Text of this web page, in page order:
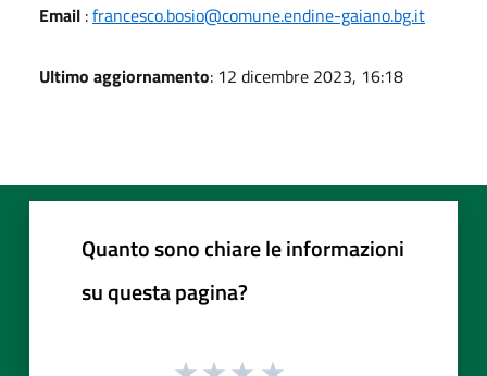
Email :francesco.bosio@comune.endine-gaiano.bg.it
Ultimo aggiornamento: 12 dicembre 2023, 16:18
Quanto sono chiare le informazioni
su questa pagina?